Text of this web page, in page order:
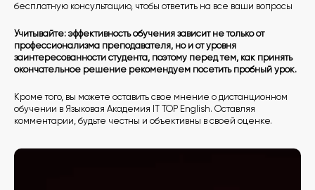
бесплатную консультацию, чтобы ответить на все ваши вопросы
Учитывайте: эффективность обучения зависит не только от
профессионализма преподавателя, но и от уровня
заинтересованности студента, поэтому перед тем, как принять
окончательное решение рекомендуем посетить пробный урок.
Кроме того, вы можете оставить свое мнение о дистанционном
обучении в Языковая Академия IT TOP English. Оставляя
комментарии, будьте честны и объективны в своей оценке.